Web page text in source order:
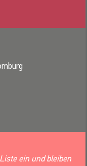
ein und bleiben